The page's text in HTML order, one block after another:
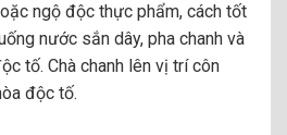
ngộ độc thực phẩm, cách tốt
nước sắn dây, pha chanh và
tố. Chà chanh lên vị trí côn
độc tố.